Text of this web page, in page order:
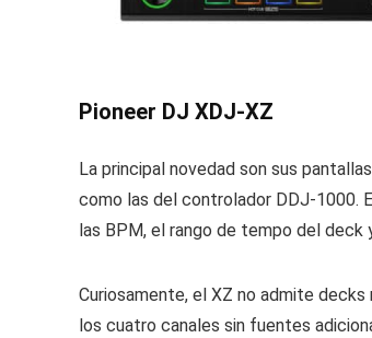
Pioneer DJ XDJ-XZ
La principal novedad son sus
como las del controlador DDJ-1000.
las BPM, el rango de tempo del deck
Curiosamente, el XZ no admite
los cuatro canales sin fuentes